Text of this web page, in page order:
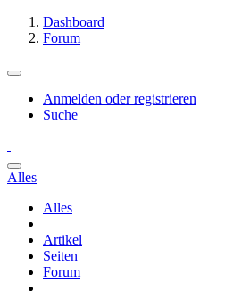
Dashboard
Forum
Anmelden oder registrieren
Suche
Alles
Alles
Artikel
Seiten
Forum